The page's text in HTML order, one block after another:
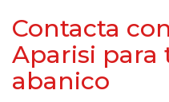
Contacta
Aparisi para
abanico